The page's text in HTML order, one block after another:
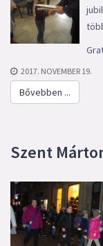
2017. NOVEMBER 19.
Bővebben ...
Szent